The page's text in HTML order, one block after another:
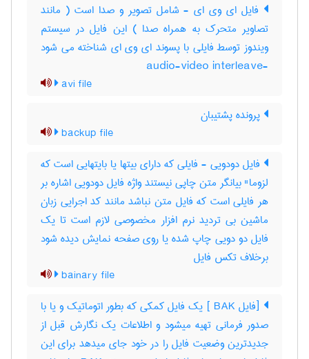
فایل ای وی ای - شامل تصویر و صدا است ( مانند
تصاویر متحرک به همراه صدا ) این فایل در سیستم
ویندوز توسط فایلی با پسوند ای وی ای شناخته می شود
-audio-video interleave
avi file
پرونده پشتیبان
backup file
فایل دودویی - فایلی که دارای بیتها یا بایتهایی است که
لزوما" بیانگر متن چاپی نیستند واژه فایل دودویی اشاره بر
هر فایلی است که فایل متن نباشد مانند کد اجرایی زبان
ماشین بی تردید نرم افزار مخصوصی لازم است تا یک
فایل دو دویی چاپ شده یا روی صفحه نمایش دیده شود
برخلاف تکس فایل
bainary file
[فایل ‎ BAK] یک فایل کمکی که بطور اتوماتیک و یا با
صدور فرمانی تهیه میشود و اطلاعات یک نگارش قبل از
جدیدترین وضعیت فایل را در خود جای میدهد برای این